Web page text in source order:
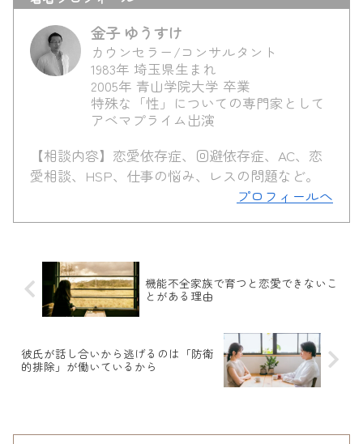
金子 ゆうすけ
カウンセラー/コンサルタント
1983年 埼玉県生まれ
2005年 青山学院大学 卒業
特殊な「性」についての専門家として
アベマプライム出演
【相談内容】恋愛依存症、回避依存症、AC、恋
愛相談、HSP、仕事の悩み、レスの問題など。
プロフィールへ
機能不全家族で育つと恋愛できないこ
とがある理由
彼氏が話し合いから逃げるのは「防衛
的排除」が働いているから